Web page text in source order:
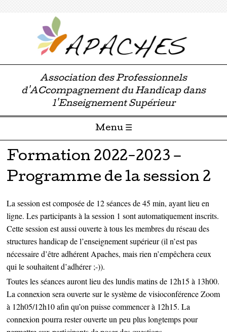
Association des Professionnels
d'ACcompagnement du Handicap dans
l'Enseignement Supérieur
Menu ☰
Passer directement au contenu
Formation 2022-2023 –
Programme de la session 2
La session est composée de 12 séances de 45 min, ayant lieu en
ligne. Les participants à la session 1 sont automatiquement inscrits.
Cette session est aussi ouverte à tous les membres du réseau des
structures handicap de l’enseignement supérieur (il n’est pas
nécessaire d’être adhérent Apaches, mais rien n’empêchera ceux
qui le souhaitent d’adhérer ;-)).
Toutes les séances auront lieu des lundis matins de 12h15 à 13h00.
La connexion sera ouverte sur le système de visioconférence Zoom
à 12h05/12h10 afin qu’on puisse commencer à 12h15. La
connexion pourra rester ouverte un peu plus longtemps pour